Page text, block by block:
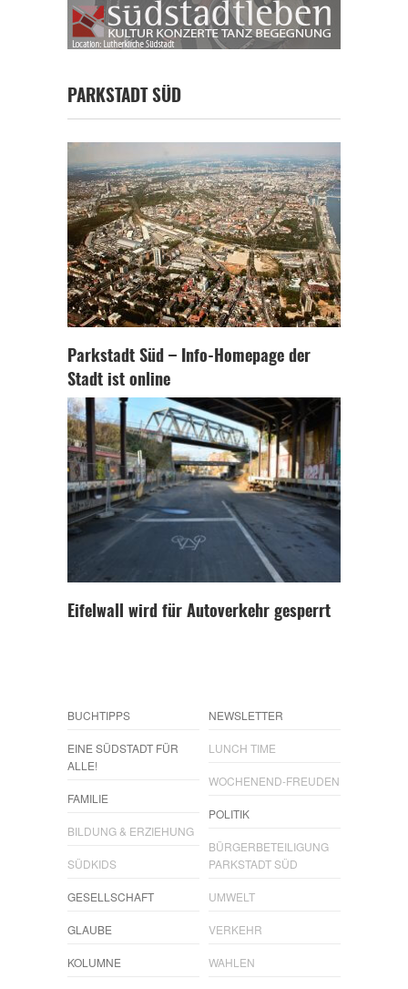
PARKSTADT SÜD
Parkstadt Süd – Info-Homepage der
Stadt ist online
Eifelwall wird für Autoverkehr gesperrt
BUCHTIPPS
EINE SÜDSTADT FÜR
ALLE!
FAMILIE
BILDUNG & ERZIEHUNG
SÜDKIDS
GESELLSCHAFT
GLAUBE
KOLUMNE
NEWSLETTER
LUNCH TIME
WOCHENEND-FREUDEN
POLITIK
BÜRGERBETEILIGUNG
PARKSTADT SÜD
UMWELT
VERKEHR
WAHLEN